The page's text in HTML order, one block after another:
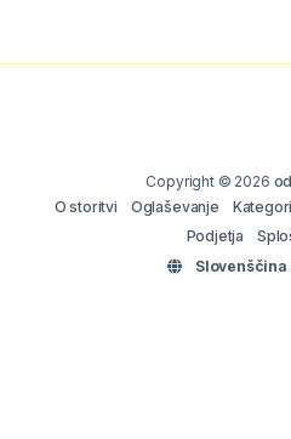
Copyright © 2026
O storitvi
Oglaševanje
Podjetja
Slovenščina